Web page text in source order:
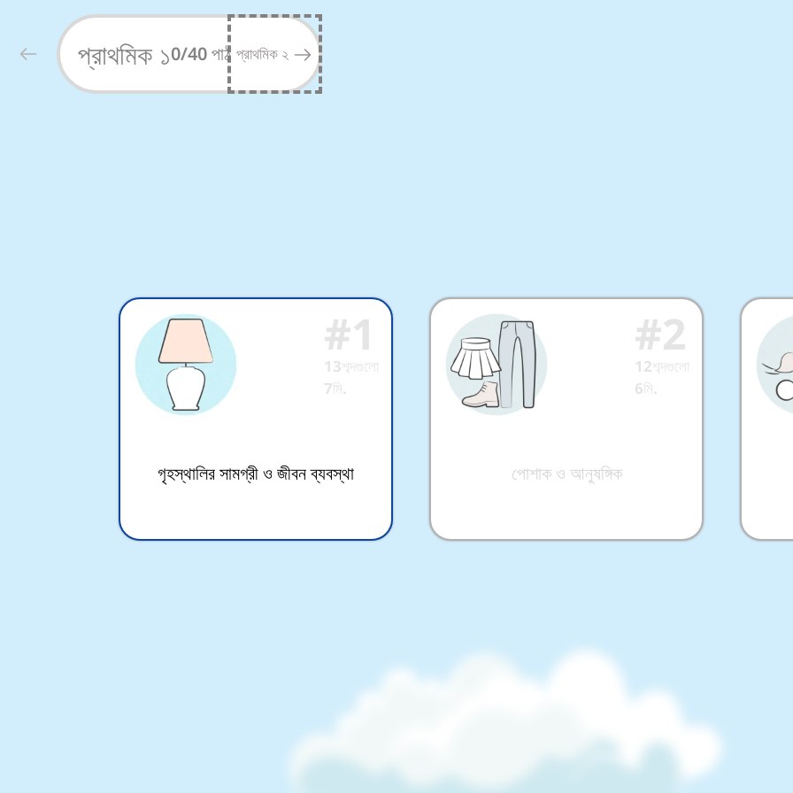
প্রাথমিক বিদ্যালয়ের জন্য ইংরেজি শব্দভান্ডার 1
প্রাথমিক ১0/40পাঠ প্রাথমিক ২
#1
13শব্দগুলো
7 মি.
গৃহস্থালির সামগ্রী ও জীবন ব্যবস্থা
#2
12শব্দগুলো
6 মি.
পোশাক ও আনুষঙ্গিক